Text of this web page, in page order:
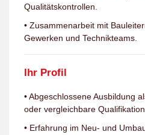
Qualitätskontrollen.
• Zusammenarbeit mit
Gewerken und Technikteams.
Ihr Profil
• Abgeschlossene Ausbildung
oder vergleichbare Qualifikation.
• Erfahrung im Neu- und